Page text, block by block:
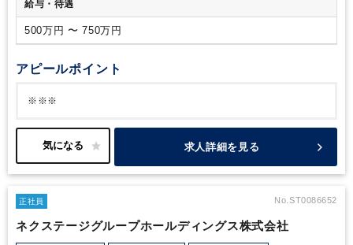
給与・待遇
500万円 〜 750万円
アピールポイント
※※※
求人詳細を見る
正社員 No.ST0086652
ネクステージグループホールディングス株式会社